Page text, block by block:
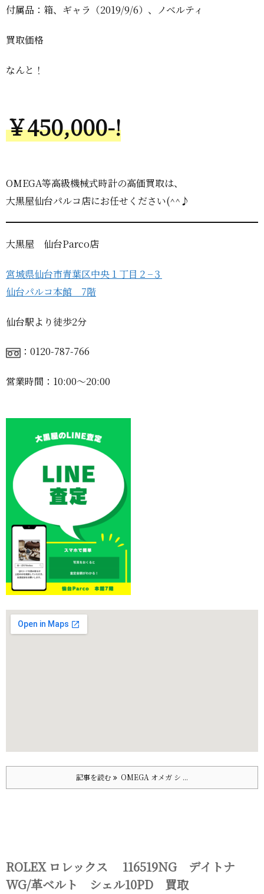
付属品：箱、ギャラ（2019/9/6）、ノベルティ
買取価格
なんと！
￥450,000-!
OMEGA等高級機械式時計の高価買取は、
大黒屋仙台パルコ店にお任せください(^^♪
大黒屋 仙台Parco店
宮城県仙台市青葉区中央１丁目２−３
仙台パルコ本館 7階
仙台駅より徒歩2分
：0120-787-766
営業時間：10:00〜20:00
記事を読む OMEGA オメガ シ ...
ROLEX ロレックス 116519NG デイトナ
WG/革ベルト シェル10PD 買取